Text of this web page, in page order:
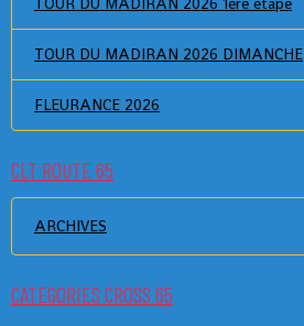
TOUR DU MADIRAN 2026 DIMANCHE
FLEURANCE 2026
CLT ROUTE 65
ARCHIVES
CATEGORIES CROSS 65